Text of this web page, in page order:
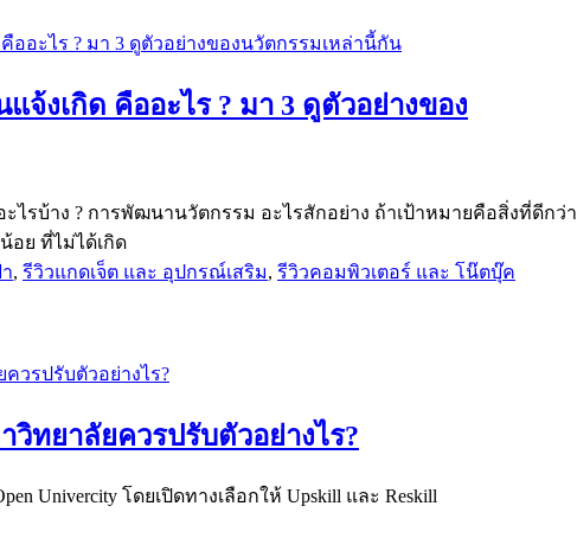
จ้งเกิด คืออะไร ? มา 3 ดูตัวอย่างของ
ไรบ้าง ? การพัฒนานวัตกรรม อะไรสักอย่าง ถ้าเป้าหมายคือสิ่งที่ดีกว่า
อย ที่ไม่ได้เกิด
, รีวิวแกดเจ็ต และ อุปกรณ์เสริม, รีวิวคอมพิวเตอร์ และ โน๊ตบุ๊ค
ทยาลัยควรปรับตัวอย่างไร?
Univercity โดยเปิดทางเลือกให้ Upskill และ Reskill